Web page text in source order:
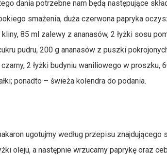
dania potrzebne nam będą następujące
smażenia, duża czerwona papryka
85 ml zalewy z ananasów, 2 łyżki sosu
pudru, 200 g ananasów z puszki
2 łyżki budyniu waniliowego w
ponadto – świeża kolendra do podania.
ugotujmy według przepisu
oleju, a następnie wrzucamy paprykę oraz